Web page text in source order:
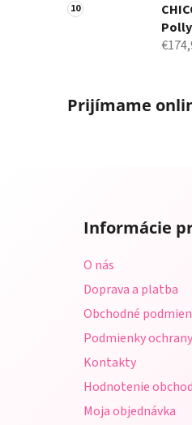
Prijímame
Informácie
O nás
Doprava a platba
Obchodné
Podmienky
Kontakty
Hodnotenie
Moja objednávka